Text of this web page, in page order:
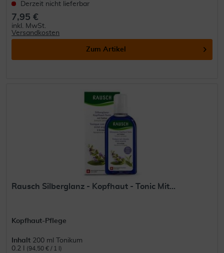
Derzeit nicht lieferbar
7,95 €
inkl. MwSt.
Versandkosten
Zum Artikel
Rausch Silberglanz - Kopfhaut - Tonic Mit...
Kopfhaut-Pflege
Inhalt 200 ml Tonikum
0.2 l
(94,50 € / 1 l)